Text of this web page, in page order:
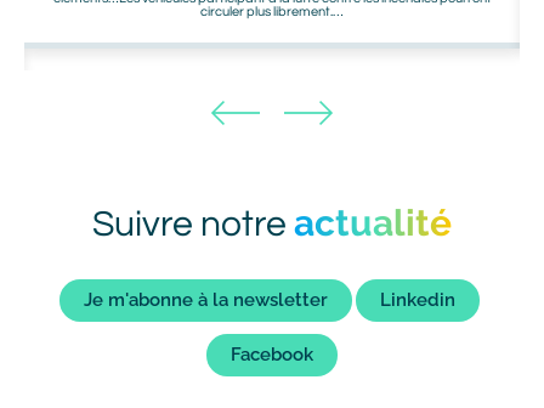
circuler plus librement.…
Titre
Suivre notre actualité
Liens
bot
Je m'abonne à la newsletter Linkedin
Facebook